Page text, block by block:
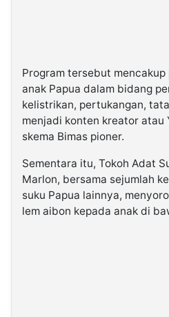
Program tersebut
anak Papua dalam bidang
kelistrikan, pertukangan,
menjadi konten kreator atau
skema Bimas pioner.
Sementara itu, Tokoh Adat
Marlon, bersama sejumlah
suku Papua lainnya,
lem aibon kepada anak di